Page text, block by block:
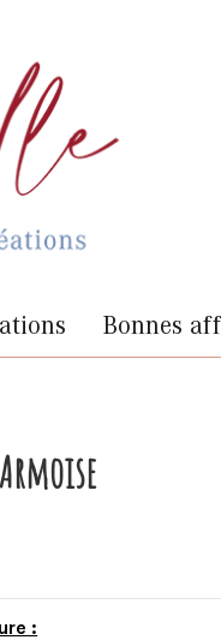
Bonnes
: